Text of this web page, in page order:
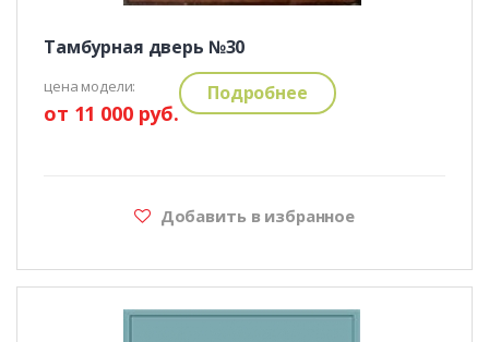
Тамбурная дверь №30
цена модели:
от 11 000 руб.
Подробнее
Добавить в избранное